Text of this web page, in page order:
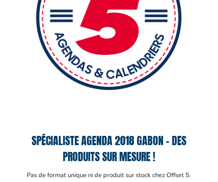
SPÉCIALISTE AGENDA 2018 GABON – DES
PRODUITS SUR MESURE !
Pas de format unique ni de produit sur stock chez Offset 5.